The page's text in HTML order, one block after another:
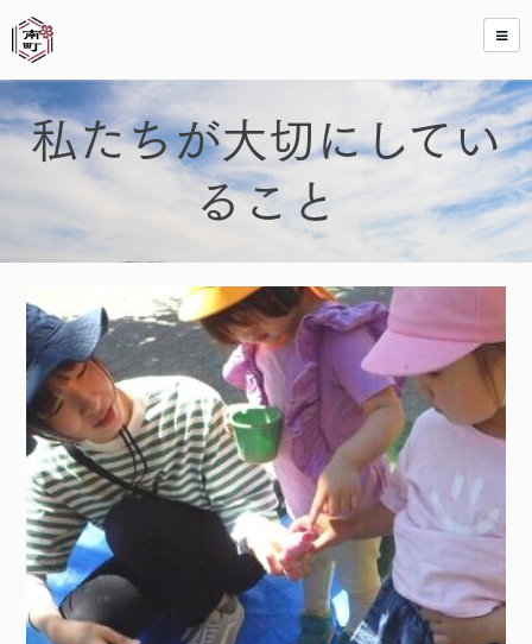
私たちが大切にしてい
ること